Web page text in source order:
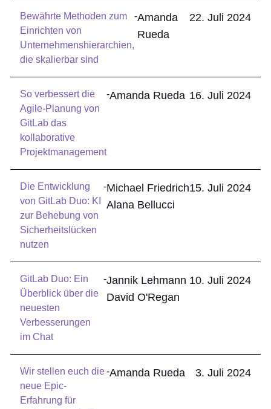
Bewährte Methoden zum
Einrichten von
Unternehmenshierarchien,
die skalierbar sind
-Amanda
Rueda
22. Juli 2024
So verbessert die
Agile-Planung von
GitLab das
kollaborative
Projektmanagement
-Amanda Rueda 16. Juli 2024
Die Entwicklung
von GitLab Duo: KI
zur Behebung von
Sicherheitslücken
nutzen
-Michael Friedrich
Alana Bellucci
15. Juli 2024
GitLab Duo: Ein
Überblick über die
neuesten
Verbesserungen
im Chat
-Jannik Lehmann
David O'Regan
10. Juli 2024
Wir stellen euch die
neue Epic-
Erfahrung für
-Amanda Rueda 3. Juli 2024